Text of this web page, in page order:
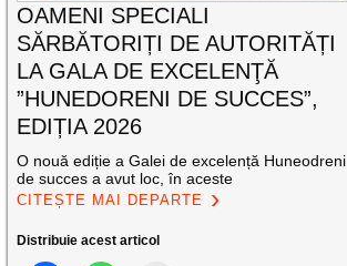
OAMENI SPECIALI
SĂRBĂTORIȚI DE AUTORITĂȚI
LA GALA DE EXCELENŢĂ
”HUNEDORENI DE SUCCES”,
EDIȚIA 2026
O nouă ediție a Galei de excelență Huneodreni
de succes a avut loc, în aceste
CITEȘTE MAI DEPARTE
Distribuie acest articol